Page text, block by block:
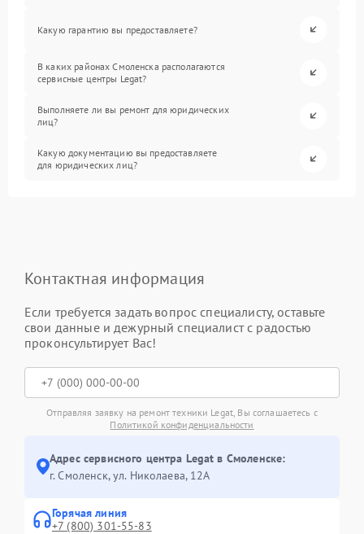
Какую гарантию вы предоставляете?
В каких районах Смоленска располагаются
сервисные центры Legat?
Выполняете ли вы ремонт для юридических
лиц?
Какую документацию вы предоставляете
для юридических лиц?
Контактная информация
Если требуется задать вопрос специалисту, оставьте
свои данные и дежурный специалист с радостью
проконсультирует Вас!
Отправляя заявку на ремонт техники Legat, Вы соглашаетесь с
Политикой конфиденциальности
Адрес сервисного центра Legat в Смоленске:
г. Смоленск, ул. Николаева, 12А
Горячая линия
+7 (800) 301-55-83